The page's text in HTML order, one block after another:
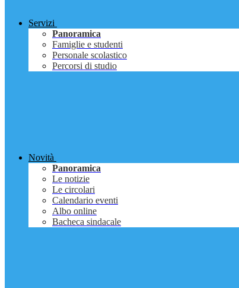
Servizi
Panoramica
Famiglie e studenti
Personale scolastico
Percorsi di studio
Novità
Panoramica
Le notizie
Le circolari
Calendario eventi
Albo online
Bacheca sindacale